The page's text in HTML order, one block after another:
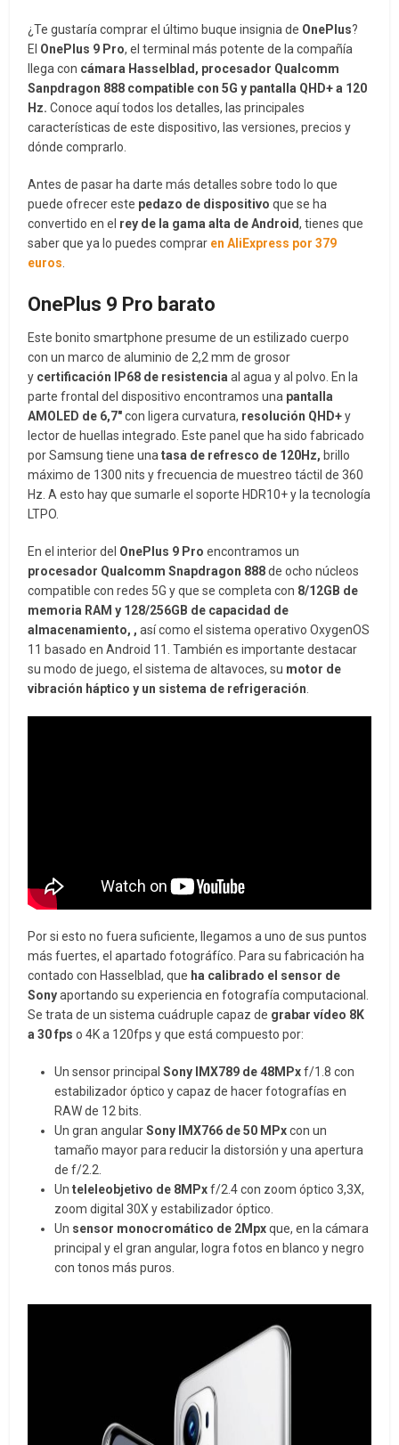
¿Te gustaría comprar el último buque insignia de OnePlus?
El OnePlus 9 Pro, el terminal más potente de la compañía
llega con cámara Hasselblad, procesador Qualcomm
Sanpdragon 888 compatible con 5G y pantalla QHD+ a 120
Hz. Conoce aquí todos los detalles, las principales
características de este dispositivo, las versiones, precios y
dónde comprarlo.
Antes de pasar ha darte más detalles sobre todo lo que
puede ofrecer este pedazo de dispositivoque se ha
convertido en el rey de la gama alta de Android, tienes que
saber que ya lo puedes comprar en AliExpress por 379
euros
OnePlus 9 Pro barato
Este bonito smartphone presume de un estilizado cuerpo
con un marco de aluminio de 2,2 mm de grosor
y certificación IP68 de resistencia al agua y al polvo. En la
parte frontal del dispositivo encontramos una pantalla
AMOLED de 6,7″con ligera curvatura, resolución QHD+y
lector de huellas integrado. Este panel que ha sido fabricado
por Samsung tiene una tasa de refresco de 120Hz, brillo
máximo de 1300 nits y frecuencia de muestreo táctil de 360
Hz. A esto hay que sumarle el soporte HDR10+ y la tecnología
LTPO.
En el interior del OnePlus 9 Pro encontramos un
procesador Qualcomm Snapdragon 888de ocho núcleos
compatible con redes 5G y que se completa con 8/12GB de
memoria RAM y 128/256GB de capacidad de
almacenamiento, ,así como el sistema operativo OxygenOS
11 basado en Android 11. También es importante destacar
su modo de juego, el sistema de altavoces, su motor de
vibración háptico y un sistema de refrigeración
Por si esto no fuera suficiente, llegamos a uno de sus puntos
más fuertes, el apartado fotográfíco. Para su fabricación ha
contado con Hasselblad, que ha calibrado el sensor de
Sonyaportando su experiencia en fotografía computacional.
Se trata de un sistema cuádruple capaz de grabar vídeo 8K
a 30 fps o 4K a 120fps y que está compuesto por:
Un sensor principalSony IMX789 de 48MPxf/1.8 con
estabilizador óptico y capaz de hacer fotografías en
RAW de 12 bits.
Un gran angularSony IMX766 de 50 MPxcon un
tamaño mayor para reducir la distorsión y una apertura
de f/2.2.
Unteleleobjetivo de 8MPxf/2.4 con zoom óptico 3,3X,
zoom digital 30X y estabilizador óptico.
Un sensor monocromático de 2Mpxque, en la cámara
principal y el gran angular, logra fotos en blanco y negro
con tonos más puros.